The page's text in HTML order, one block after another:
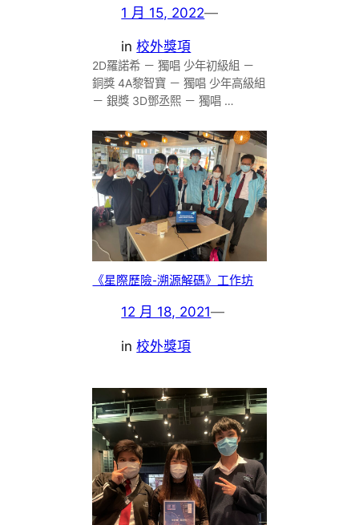
1 月 15, 2022—
in校外獎項
2D羅諾希 － 獨唱 少年初級組 －
銅獎 4A黎智寶 － 獨唱 少年高級組
－ 銀獎 3D鄧丞熙 － 獨唱 …
《星際歷險-溯源解碼》工作坊
12 月 18, 2021—
in校外獎項